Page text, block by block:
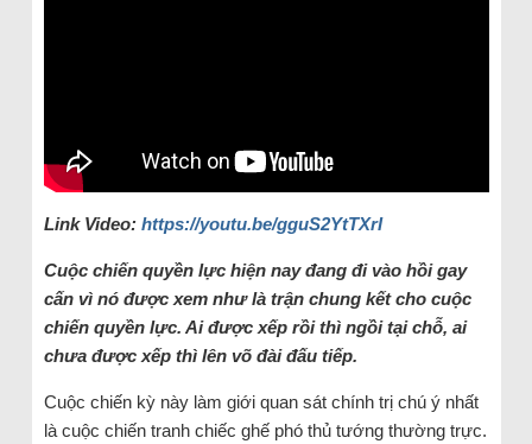
Link Video: https://youtu.be/gguS2YtTXrI
Cuộc chiến quyền lực hiện nay đang đi vào hồi gay
cấn vì nó được xem như là trận chung kết cho cuộc
chiến quyền lực. Ai được xếp rồi thì ngồi tại chỗ, ai
chưa được xếp thì lên võ đài đấu tiếp.
Cuộc chiến kỳ này làm giới quan sát chính trị chú ý nhất
là cuộc chiến tranh chiếc ghế phó thủ tướng thường trực.